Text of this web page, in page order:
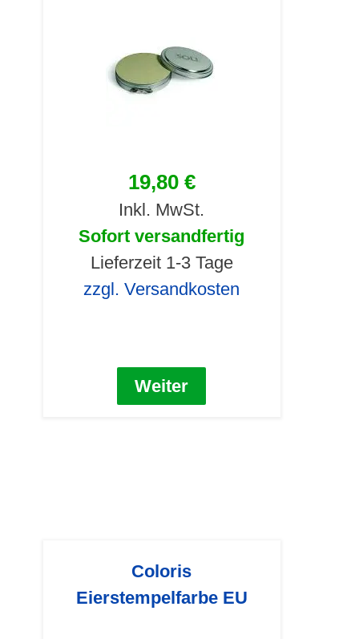
19,80 €
Inkl. MwSt.
Sofort versandfertig
Lieferzeit 1-3 Tage
zzgl. Versandkosten
Weiter
Coloris
Eierstempelfarbe EU